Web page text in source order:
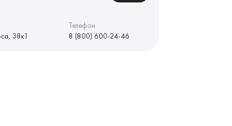
38к1
Телефон
8 (800) 600-24-46